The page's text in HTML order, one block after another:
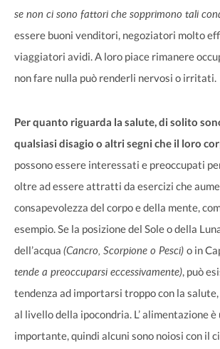
se non ci sono fattori che sopprimono tali
essere buoni venditori, negoziatori molto
viaggiatori avidi. A loro piace rimanere
non fare nulla può renderli nervosi o irritati.
Per quanto riguarda la salute, di solito
qualsiasi disagio o altri segni che il loro
possono essere interessati e preoccupati
oltre ad essere attratti da esercizi che
consapevolezza del corpo e della mente,
esempio. Se la posizione del Sole o della
dell’acqua (Cancro, Scorpione o Pesci) o in
tende a preoccuparsi eccessivamente), può
tendenza ad importarsi troppo con la
al livello della ipocondria. L’ alimentazione
importante, quindi alcuni sono noiosi con il